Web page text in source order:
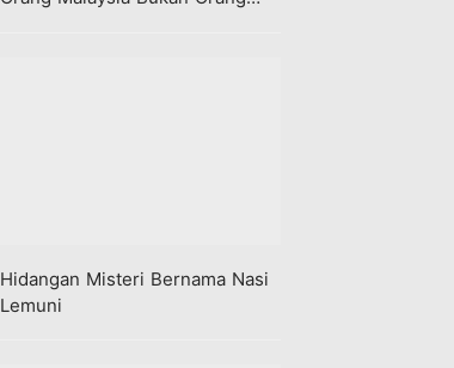
Hidangan Misteri Bernama Nasi
Lemuni